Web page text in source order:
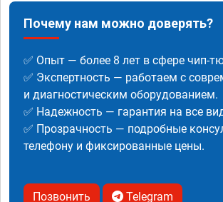
Почему нам можно доверять?
✅ Опыт — более 8 лет в сфере чип-
✅ Экспертность — работаем с
и диагностическим оборудованием.
✅ Надежность — гарантия на все
✅ Прозрачность — подробные
телефону и фиксированные цены.
Позвонить Telegram